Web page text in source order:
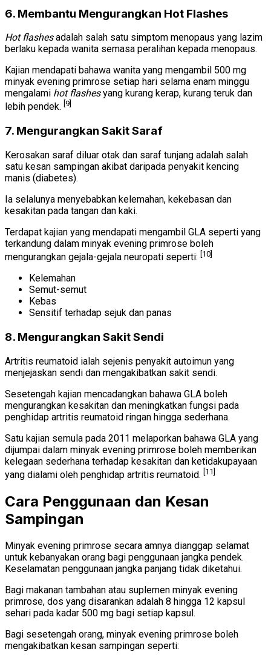
6. Membantu Mengurangkan Hot Flashes
Hot flashesadalah salah satu simptom menopaus yang lazim
berlaku kepada wanita semasa peralihan kepada menopaus.
Kajian mendapati bahawa wanita yang mengambil 500 mg
minyak evening primrose setiap hari selama enam minggu
mengalami hot flashesyang kurang kerap, kurang teruk dan
lebih pendek. [9]
7. Mengurangkan Sakit Saraf
Kerosakan saraf diluar otak dan saraf tunjang adalah salah
satu kesan sampingan akibat daripada penyakit kencing
manis (diabetes).
Ia selalunya menyebabkan kelemahan, kekebasan dan
kesakitan pada tangan dan kaki.
Terdapat kajian yang mendapati mengambil GLA seperti yang
terkandung dalam minyak evening primrose boleh
mengurangkan gejala-gejala neuropati seperti: [10]
Kelemahan
Semut-semut
Kebas
Sensitif terhadap sejuk dan panas
8. Mengurangkan Sakit Sendi
Artritis reumatoid ialah sejenis penyakit autoimun yang
menjejaskan sendi dan mengakibatkan sakit sendi.
Sesetengah kajian mencadangkan bahawa GLA boleh
mengurangkan kesakitan dan meningkatkan fungsi pada
penghidap artritis reumatoid ringan hingga sederhana.
Satu kajian semula pada 2011 melaporkan bahawa GLA yang
dijumpai dalam minyak evening primrose boleh memberikan
kelegaan sederhana terhadap kesakitan dan ketidakupayaan
yang dialami oleh penghidap artritis reumatoid. [11]
Cara Penggunaan dan Kesan
Sampingan
Minyak evening primrose secara amnya dianggap selamat
untuk kebanyakan orang bagi penggunaan jangka pendek.
Keselamatan penggunaan jangka panjang tidak diketahui.
Bagi makanan tambahan atau suplemen minyak evening
primrose, dos yang disarankan adalah 8 hingga 12 kapsul
sehari pada kadar 500 mg bagi setiap kapsul.
Bagi sesetengah orang, minyak evening primrose boleh
mengakibatkan kesan sampingan seperti: